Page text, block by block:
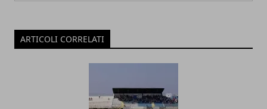
ARTICOLI CORRELATI